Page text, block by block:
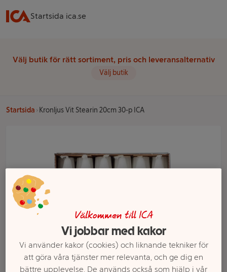
Startsida ica.se
Välj butik för rätt sortiment, pris och leveransalternativ
Välj butik
Startsida Kronljus Vit Stearin 20cm 30-p ICA
Välkommen till ICA
Vi jobbar med kakor
Vi använder kakor (cookies) och liknande tekniker för
att göra våra tjänster mer relevanta, och ge dig en
bättre upplevelse. De används också som hjälp i vår